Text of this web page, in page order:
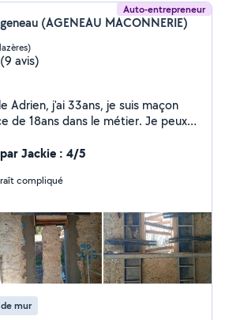
Auto-entrepreneur
(AGENEAU MACONNERIE)
(9 avis)
Adrien, j'ai 33ans, je suis maçon
de 18ans dans le métier. Je peux
et dallages - réalisation mur de
de jardin
création d'ouverture dans murs en
toiture, réparation de fuite, -
d'enduit - seuil de portail -
- débroussaillage, tonte de
gravats,
déchetterie.
Jackie : 4/5
me paraît compliqué
mur